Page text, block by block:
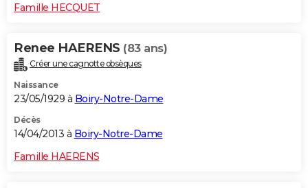
Famille HECQUET
Renee HAERENS (83 ans)
Créer une cagnotte obsèques
Naissance
23/05/1929 à Boiry-Notre-Dame
Décès
14/04/2013 à Boiry-Notre-Dame
Famille HAERENS